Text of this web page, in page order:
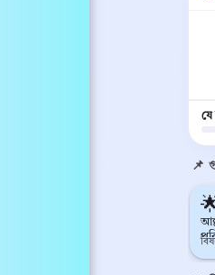
যে
📌